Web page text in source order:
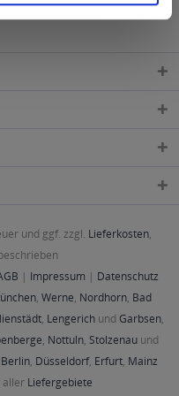
und ggf. zzgl. Lieferkosten,
| Impressum | Datenschutz
, Werne, Nordhorn, Bad
, Lengerichund Garbsen,
, Nottuln, Stolzenau und
Berlin, Düsseldorf, Erfurt, Mainz
aller Liefergebiete